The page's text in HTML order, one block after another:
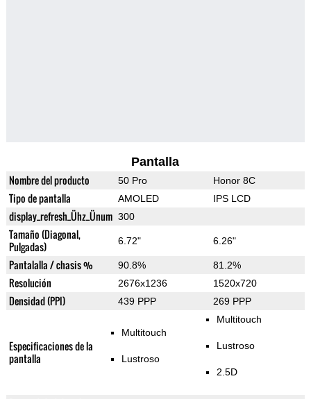
Pantalla
Nombre del producto 50 Pro Honor 8C
Tipo de pantalla AMOLED IPS LCD
display_refresh_Ühz_Ünum 300
Tamaño (Diagonal,
Pulgadas)
6.72" 6.26"
Pantalalla / chasis % 90.8% 81.2%
Resolución 2676x1236 1520x720
Densidad (PPI) 439 PPP 269 PPP
Especificaciones de la
pantalla
Multitouch
Lustroso
Multitouch
Lustroso
2.5D